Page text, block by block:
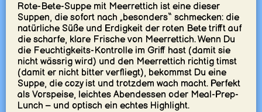
Rote-Bete-Suppe mit Meerrettich ist eine dieser
Suppen, die sofort nach „besonders“ schmecken: die
natürliche Süße und Erdigkeit der roten Bete trifft auf
die scharfe, klare Frische von Meerrettich. Wenn Du
die Feuchtigkeits-Kontrolle im Griff hast (damit sie
nicht wässrig wird) und den Meerrettich richtig timst
(damit er nicht bitter verfliegt), bekommst Du eine
Suppe, die cozy ist und trotzdem wach macht. Perfekt
als Vorspeise, leichtes Abendessen oder Meal-Prep-
Lunch – und optisch ein echtes Highlight.